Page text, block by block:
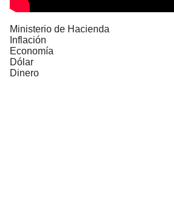
Ministerio de Hacienda
Inflación
Economía
Dólar
Dinero